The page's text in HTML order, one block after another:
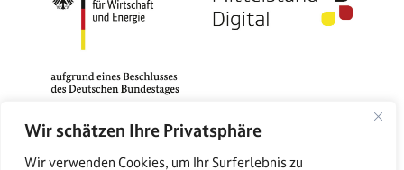
Wir schätzen Ihre Privatsphäre
Wir verwenden Cookies, um Ihr Surferlebnis zu
Das Mittelstand-Digital Zentrum Rostock gehört zu